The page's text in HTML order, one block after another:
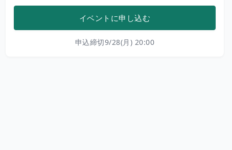
イベントに申し込む
申込締切9/28(月) 20:00